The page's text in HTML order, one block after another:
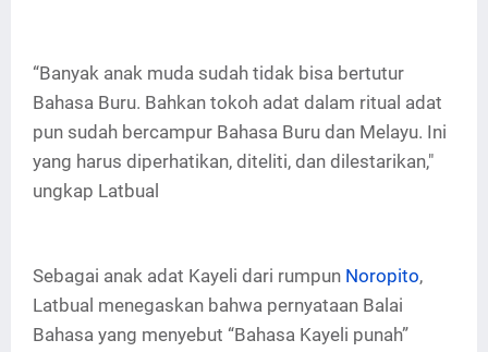
“Banyak anak muda sudah tidak bisa bertutur
Bahasa Buru. Bahkan tokoh adat dalam ritual adat
pun sudah bercampur Bahasa Buru dan Melayu. Ini
yang harus diperhatikan, diteliti, dan dilestarikan,"
ungkap Latbual
Sebagai anak adat Kayeli dari rumpun Noropito,
Latbual menegaskan bahwa pernyataan Balai
Bahasa yang menyebut “Bahasa Kayeli punah”